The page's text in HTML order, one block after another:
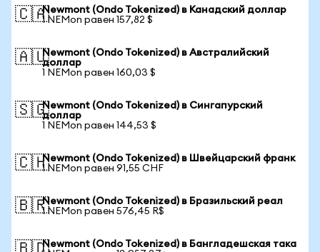
🇨🇦Newmont (Ondo Tokenized) в Канадский доллар
1 NEMon равен 157,82 $
🇦🇺Newmont (Ondo Tokenized) в Австралийский
доллар
1 NEMon равен 160,03 $
🇸🇬Newmont (Ondo Tokenized) в Сингапурский
доллар
1 NEMon равен 144,53 $
🇨🇭Newmont (Ondo Tokenized) в Швейцарский франк
1 NEMon равен 91,55 CHF
🇧🇷Newmont (Ondo Tokenized) в Бразильский реал
1 NEMon равен 576,45 R$
Newmont (Ondo Tokenized) в Бангладешская така